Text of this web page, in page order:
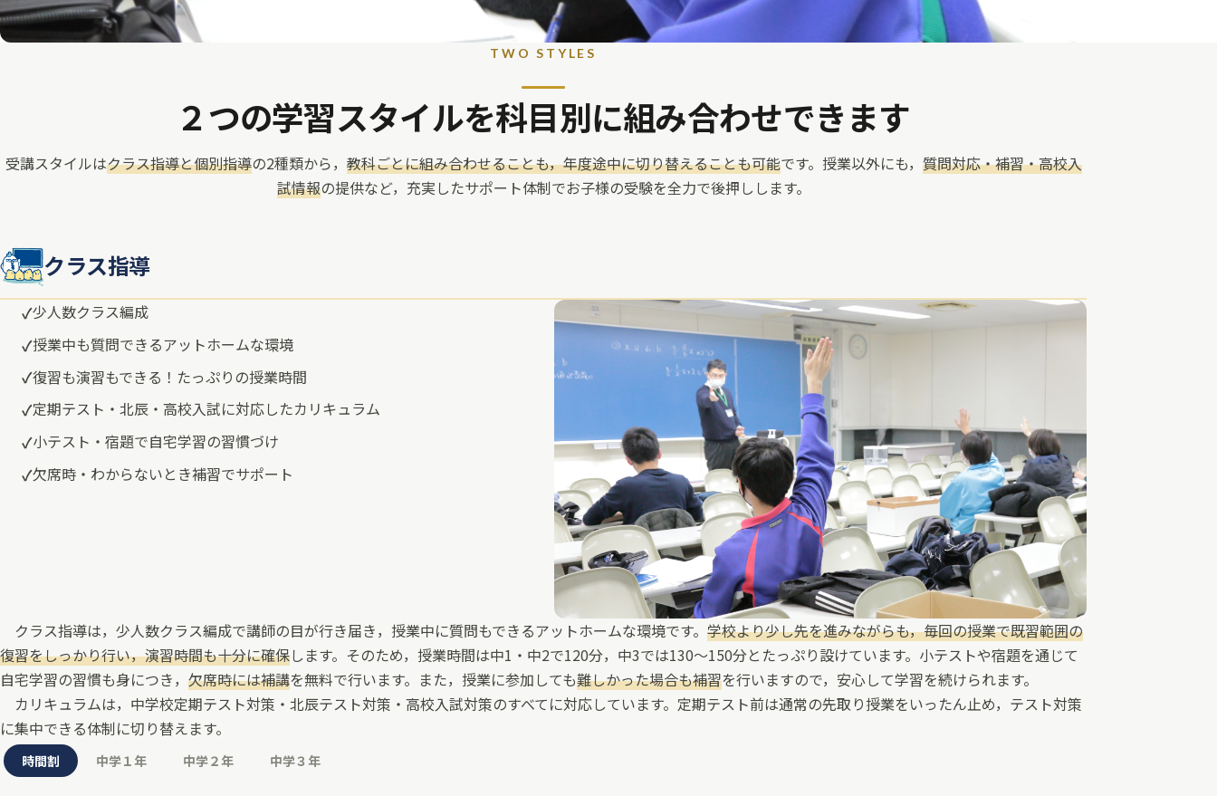
TWO STYLES
２つの学習スタイルを科目別に組み合わせできます
受講スタイルはクラス指導と個別指導の2種類から， 教科ごとに組み合わせることも，年度途中に切り替えることも可能です。授業以外にも， 質問対応・補習・高校入
試情報の提供など，充実したサポート体制でお子様の受験を全力で後押しします。
クラス指導
少人数クラス編成
授業中も質問できるアットホームな環境
復習も演習もできる！たっぷりの授業時間
定期テスト・北辰・高校入試に対応したカリキュラム
小テスト・宿題で自宅学習の習慣づけ
欠席時・わからないとき補習でサポート
クラス指導は，少人数クラス編成で講師の目が行き届き，授業中に質問もできるアットホームな環境です。 学校より少し先を進みながらも，毎回の授業で既習範囲の
復習をしっかり行い，演習時間も十分に確保します。そのため，授業時間は中1・中2で120分，中3では130〜150分とたっぷり設けています。小テストや宿題を通じて
自宅学習の習慣も身につき， 欠席時には補講を無料で行います。また，授業に参加しても難しかった場合も補習を行いますので，安心して学習を続けられます。
カリキュラムは，中学校定期テスト対策・北辰テスト対策・高校入試対策のすべてに対応しています。定期テスト前は通常の先取り授業をいったん止め，テスト対策
に集中できる体制に切り替えます。
時間割 中学１年 中学２年 中学３年